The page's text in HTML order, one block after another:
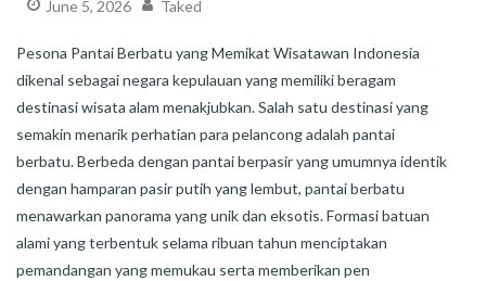
June 5, 2026 Taked
Pesona Pantai Berbatu yang Memikat Wisatawan Indonesia
dikenal sebagai negara kepulauan yang memiliki beragam
destinasi wisata alam menakjubkan. Salah satu destinasi yang
semakin menarik perhatian para pelancong adalah pantai
berbatu. Berbeda dengan pantai berpasir yang umumnya identik
dengan hamparan pasir putih yang lembut, pantai berbatu
menawarkan panorama yang unik dan eksotis. Formasi batuan
alami yang terbentuk selama ribuan tahun menciptakan
pemandangan yang memukau serta memberikan pen